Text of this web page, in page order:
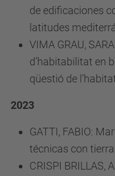
de edificaciones
latitudes
VIMA GRAU,
d’habitabilitat en
qüestió de
2023
GATTI, FABIO:
técnicas con
CRISPI BRILLAS,